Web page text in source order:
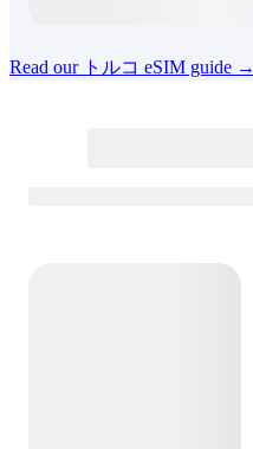
Read our トルコ eSIM guide →